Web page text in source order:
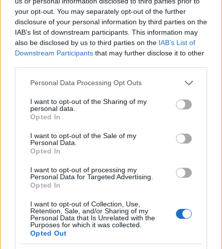
your opt-out. You may separately opt-out of the further
disclosure of your personal information by third parties on the
IAB’s list of downstream participants. This information may
also be disclosed by us to third parties on the IAB’s List of
Downstream Participants that may further disclose it to other
Please note that this website/app uses one or more Google
not limited to your visit or usage behaviour. You may click to
grant or deny consent to Google and its third-party tags to
use your data for below specified purposes in below Google
consent section.
Personal Data Processing Opt Outs
I want to opt-out of the Sharing of my
personal data.
Opted In
I want to opt-out of the Sale of my
Personal Data.
Opted In
I want to opt-out of processing my
Personal Data for Targeted Advertising.
Opted In
I want to opt-out of Collection, Use,
Retention, Sale, and/or Sharing of my
Personal Data that Is Unrelated with the
Purposes for which it was collected.
Opted Out
Sigue leyendo
PESCADOS Y MARISCOS